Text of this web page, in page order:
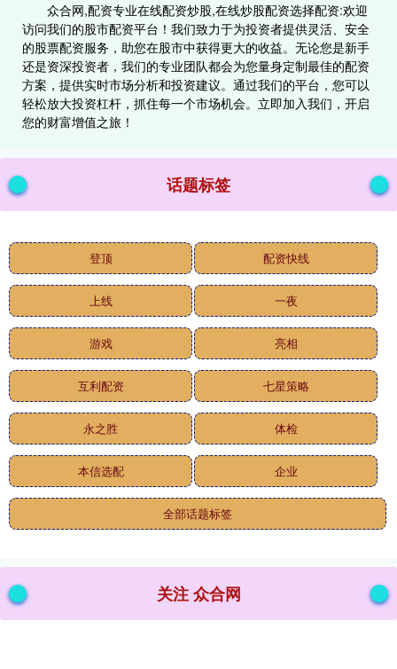
众合网,配资专业在线配资炒股,在线炒股配资选择配资:欢迎
访问我们的股市配资平台！我们致力于为投资者提供灵活、安全
的股票配资服务，助您在股市中获得更大的收益。无论您是新手
还是资深投资者，我们的专业团队都会为您量身定制最佳的配资
方案，提供实时市场分析和投资建议。通过我们的平台，您可以
轻松放大投资杠杆，抓住每一个市场机会。立即加入我们，开启
您的财富增值之旅！
话题标签
登顶 配资快线
上线 一夜
游戏 亮相
互利配资 七星策略
永之胜 体检
本信选配 企业
全部话题标签
关注 众合网